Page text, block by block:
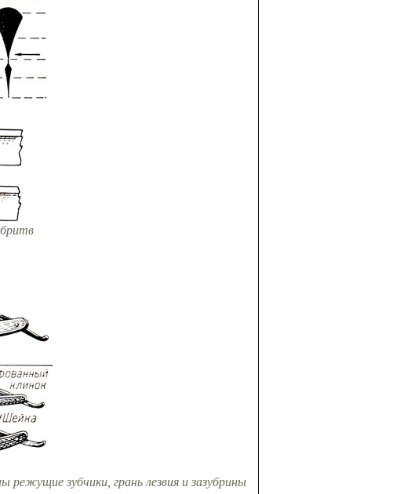
зубчики, грань лезвия и зазубрины